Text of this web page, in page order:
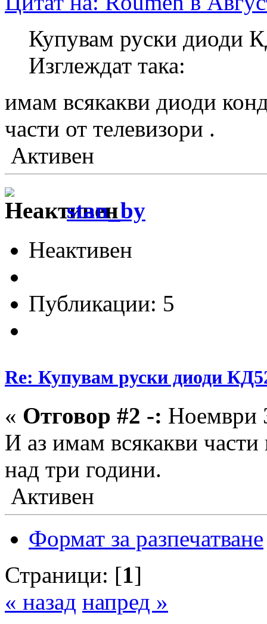
Купувам руски диоди
Изглеждат така:
имам всякакви диоди
части от телевизори .
Активен
stan_by
Неактивен
Публикации: 5
Re: Купувам руски диоди
« Отговор #2 -: Ноември
И аз имам всякакви части
над три години.
Активен
Формат за разпечатване
Страници: [1]
« назад напред »